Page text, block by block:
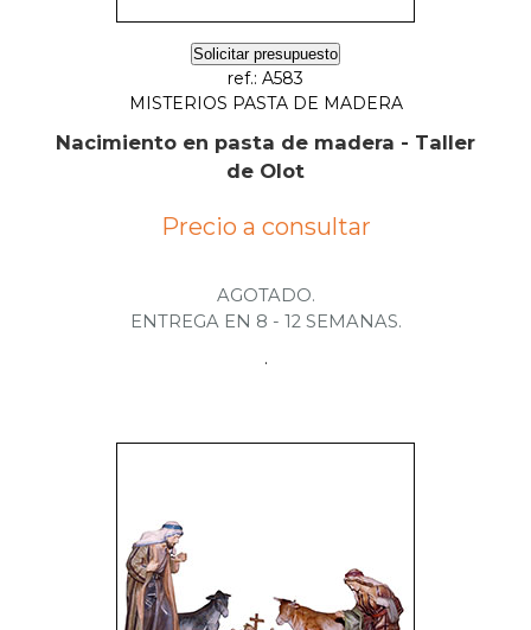
Solicitar presupuesto
ref.: A583
MISTERIOS PASTA DE MADERA
Nacimiento en pasta de madera - Taller
de Olot
Precio a consultar
AGOTADO.
ENTREGA EN 8 - 12 SEMANAS.
.